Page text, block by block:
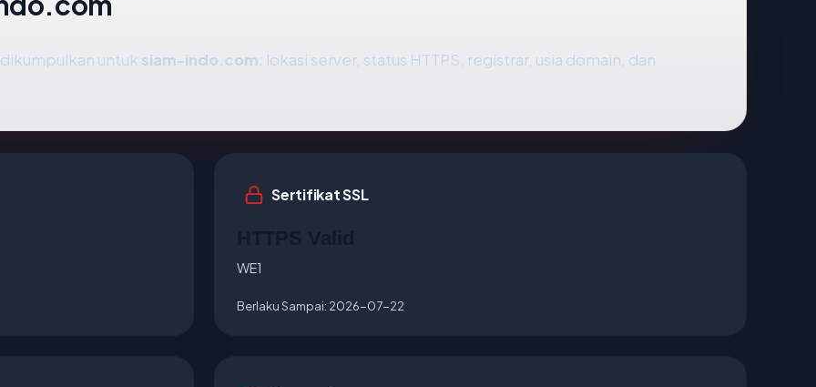
untuk siam-indo.com: lokasi server, status HTTPS, registrar, usia domain, dan
Sertifikat SSL
WE1
Berlaku Sampai: 2026-07-22